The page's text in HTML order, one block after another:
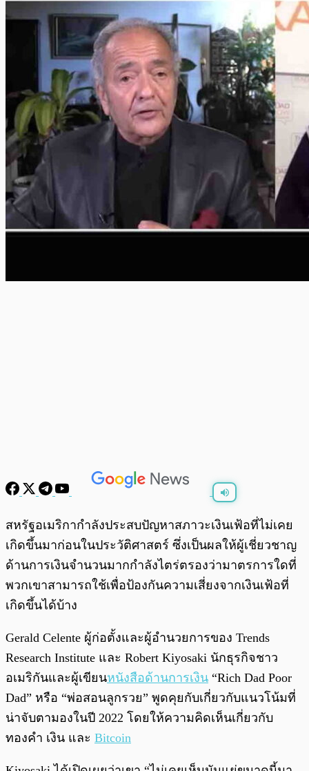
พร้อมเล่น 0:00 /0:00
สหรัฐอเมริกากำลังประสบปัญหาสภาวะเงินเฟ้อที่ไม่เคย
เกิดขึ้นมาก่อนในประวัติศาสตร์ ซึ่งเป็นผลให้ผู้เชี่ยวชาญ
ด้านการเงินจำนวนมากกำลังไตร่ตรองว่ามาตรการใดที่
พวกเขาสามารถใช้เพื่อป้องกันความเสี่ยงจากเงินเฟ้อที่
เกิดขึ้นได้บ้าง
Gerald Celente ผู้ก่อตั้งและผู้อำนวยการของ Trends
Research Institute และ Robert Kiyosaki นักธุรกิจชาว
อเมริกันและผู้เขียนหนังสือด้านการเงิน “Rich Dad Poor
Dad” หรือ “พ่อสอนลูกรวย” พูดคุยกับเกี่ยวกับแนวโน้มที่
น่าจับตามองในปี 2022 โดยให้ความคิดเห็นเกี่ยวกับ
ทองคำ เงิน และ Bitcoin